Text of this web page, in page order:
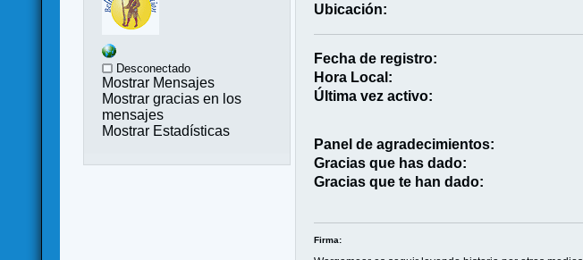
Desconectado
Mostrar Mensajes
Mostrar gracias en los
mensajes
Mostrar Estadísticas
Ubicación:
Fecha de registro:
Hora Local:
Última vez activo:
Panel de agradecimientos:
Gracias que has dado:
Gracias que te han dado:
Firma: